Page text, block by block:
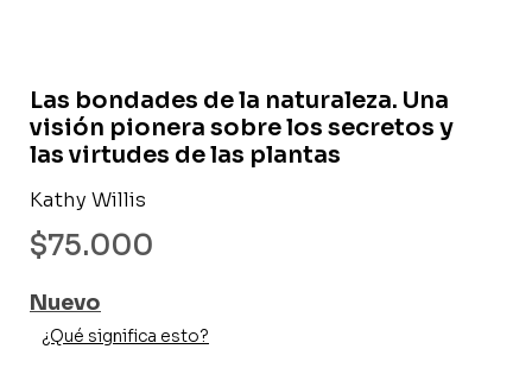
Las bondades de la naturaleza. Una
visión pionera sobre los secretos y
las virtudes de las plantas
Kathy Willis
$75.000
Nuevo
¿Qué significa esto?